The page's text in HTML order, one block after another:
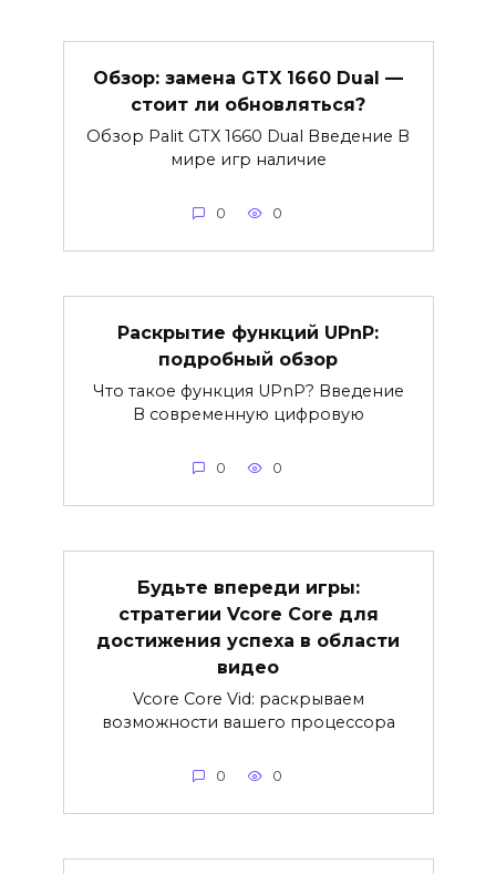
Обзор: замена GTX 1660 Dual —
стоит ли обновляться?
Обзор Palit GTX 1660 Dual Введение В
мире игр наличие
0 0
Раскрытие функций UPnP:
подробный обзор
Что такое функция UPnP? Введение
В современную цифровую
0 0
Будьте впереди игры:
стратегии Vcore Core для
достижения успеха в области
видео
Vcore Core Vid: раскрываем
возможности вашего процессора
0 0